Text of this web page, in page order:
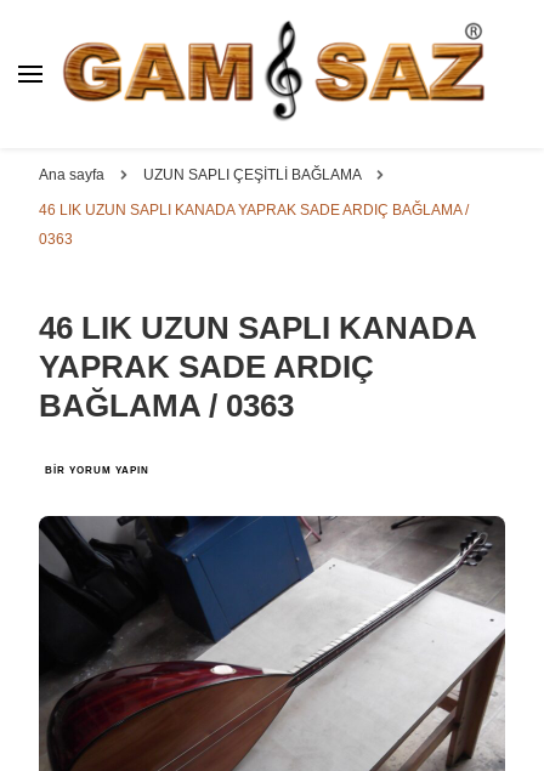
BAĞLAMA İMALAT / SATIŞ
YAPRAK || ELEKTRO ||
ÖZEL BAĞLAMA İMALAT /
Padok, Kompozit, Mat, Divan, Çöğür, Cura, Solak, Dede,
Oyma ve yaprak sazlar, özel imalat bağlamalar
Ana sayfa UZUN SAPLI ÇEŞİTLİ BAĞLAMA
46 LIK UZUN SAPLI KANADA YAPRAK SADE ARDIÇ BAĞLAMA /
0363
46 LIK UZUN SAPLI KANADA
YAPRAK SADE ARDIÇ
BAĞLAMA / 0363
46
SAPLI
KANADA
YAPRAK
SADE
ARDIÇ
BIR YORUM YAPIN